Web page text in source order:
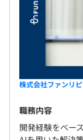
株式会社ファンリ
職務内容
開発経験をベー